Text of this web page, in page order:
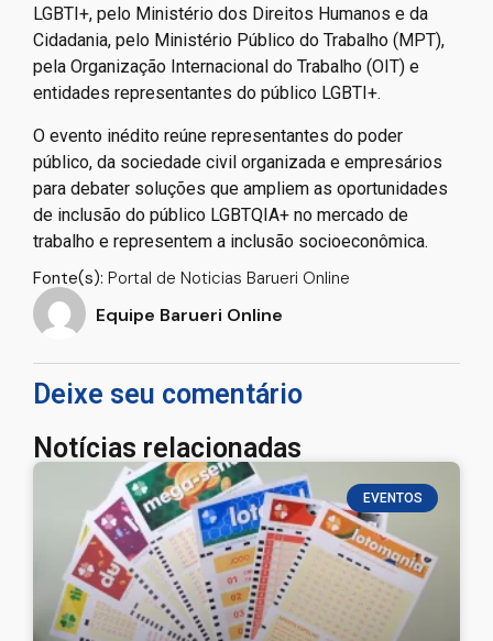
LGBTI+, pelo Ministério dos Direitos Humanos e da
Cidadania, pelo Ministério Público do Trabalho (MPT),
pela Organização Internacional do Trabalho (OIT) e
entidades representantes do público LGBTI+.
O evento inédito reúne representantes do poder
público, da sociedade civil organizada e empresários
para debater soluções que ampliem as oportunidades
de inclusão do público LGBTQIA+ no mercado de
trabalho e representem a inclusão socioeconômica.
Fonte(s): Portal de Noticias Barueri Online
Equipe Barueri Online
Deixe seu comentário
Notícias relacionadas
EVENTOS